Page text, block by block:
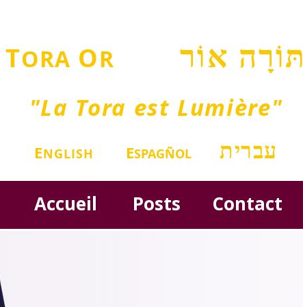
TORA ORתּוֹרָה אוֹר
"La Tora est Lumière"
ENGLISH ESPAGÑOL עברית
Accueil Posts Contact